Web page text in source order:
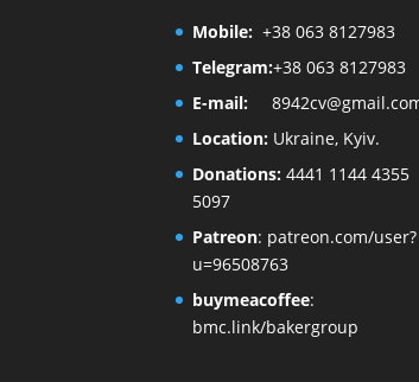
Mobile:+38 063 8127983
Telegram:+38 063 8127983
E-mail:
Location: Ukraine, Kyiv.
Donations: 4441 1144 4355
5097
Patreon: patreon.com/user?
u=96508763
buymeacoffee:
bmc.link/bakergroup